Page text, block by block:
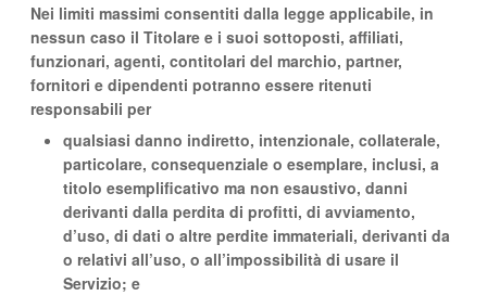
Nei limiti massimi consentiti dalla legge applicabile, in
nessun caso il Titolare e i suoi sottoposti, affiliati,
funzionari, agenti, contitolari del marchio, partner,
fornitori e dipendenti potranno essere ritenuti
responsabili per
qualsiasi danno indiretto, intenzionale, collaterale,
particolare, consequenziale o esemplare, inclusi, a
titolo esemplificativo ma non esaustivo, danni
derivanti dalla perdita di profitti, di avviamento,
d’uso, di dati o altre perdite immateriali, derivanti da
o relativi all’uso, o all’impossibilità di usare il
Servizio; e